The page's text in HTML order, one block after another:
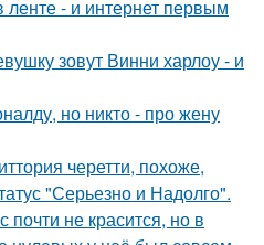
- и интернет первым
зовут Винни харлоу - и
но никто - про жену
черетти, похоже,
"Серьезно и Надолго".
не красится, но в